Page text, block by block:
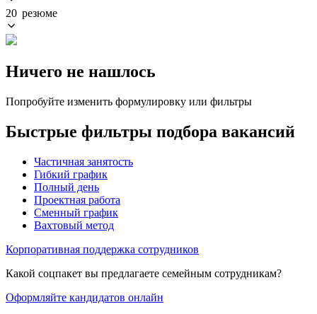
20 резюме
Ничего не нашлось
Попробуйте изменить формулировку или фильтры
Быстрые фильтры подбора вакансий
Частичная занятость
Гибкий график
Полный день
Проектная работа
Сменный график
Вахтовый метод
Корпоративная поддержка сотрудников
Какой соцпакет вы предлагаете семейным сотрудникам?
Оформляйте кандидатов онлайн